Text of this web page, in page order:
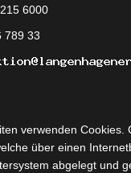
(133)
6000
789 33
verwenden Cookies.
über einen
abgelegt und